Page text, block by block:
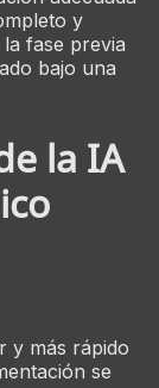
y
fase previa
bajo una
la IA
y más rápido
se